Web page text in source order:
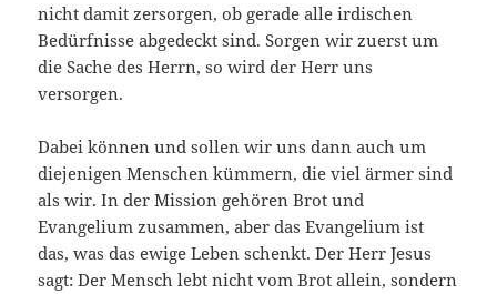
nicht damit zersorgen, ob gerade alle irdischen
Bedürfnisse abgedeckt sind. Sorgen wir zuerst um
die Sache des Herrn, so wird der Herr uns
versorgen.
Dabei können und sollen wir uns dann auch um
diejenigen Menschen kümmern, die viel ärmer sind
als wir. In der Mission gehören Brot und
Evangelium zusammen, aber das Evangelium ist
das, was das ewige Leben schenkt. Der Herr Jesus
sagt: Der Mensch lebt nicht vom Brot allein, sondern